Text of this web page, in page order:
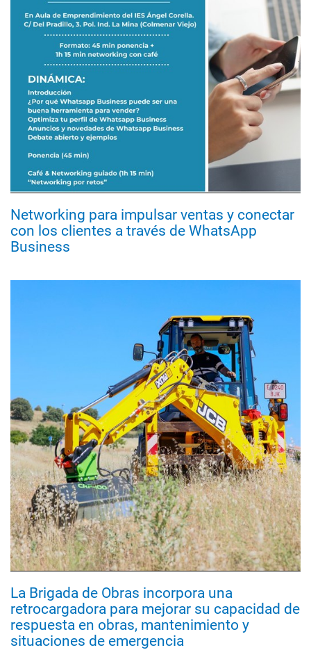
Networking para impulsar ventas y conectar
con los clientes a través de WhatsApp
Business
La Brigada de Obras incorpora una
retrocargadora para mejorar su capacidad de
respuesta en obras, mantenimiento y
situaciones de emergencia